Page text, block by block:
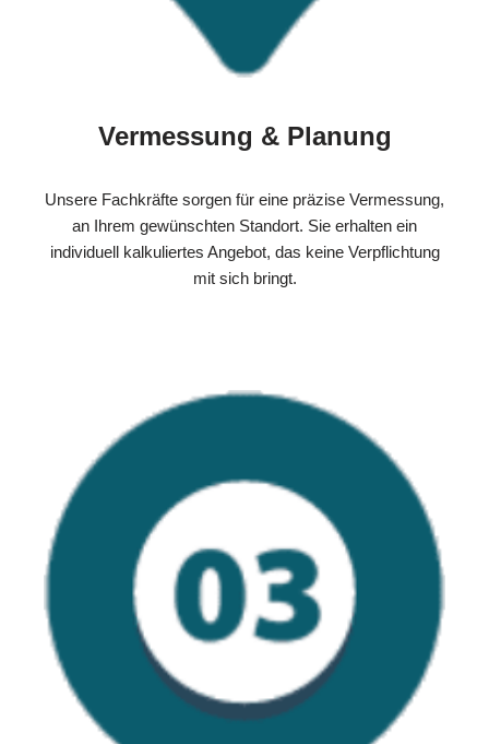
Vermessung & Planung
Unsere Fachkräfte sorgen für eine präzise Vermessung,
an Ihrem gewünschten Standort. Sie erhalten ein
individuell kalkuliertes Angebot, das keine Verpflichtung
mit sich bringt.